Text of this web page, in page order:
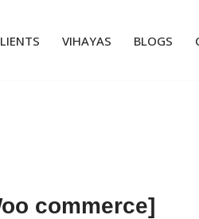
VIHAYAS BLOGS
commerce]